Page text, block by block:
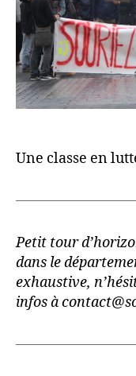
Une classe en
Petit tour
dans le
exhaustive,
infos à